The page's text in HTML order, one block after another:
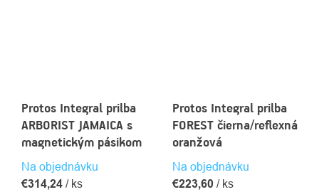
Protos Integral prilba
ARBORIST JAMAICA s
magnetickým pásikom
Na objednávku
€314,24 / ks
Protos Integral prilba
FOREST čierna/reflexná
oranžová
Na objednávku
€223,60 / ks